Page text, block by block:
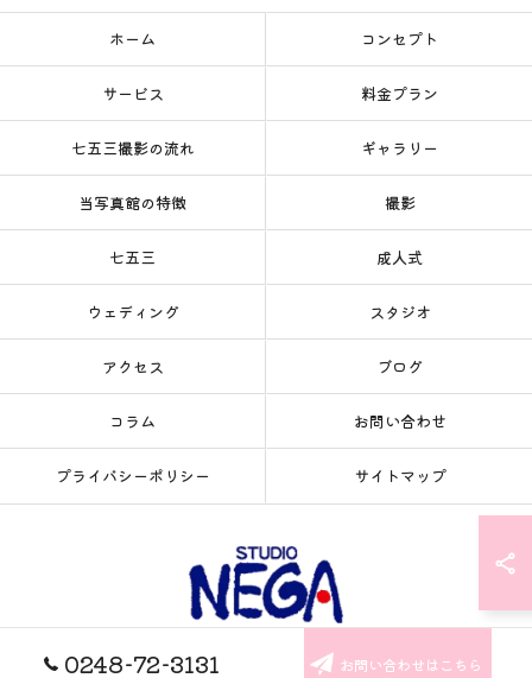
0248-72-3131 お問い合わせはこちら
ホーム コンセプト
サービス 料金プラン
七五三撮影の流れ ギャラリー
当写真館の特徴 撮影
七五三 成人式
ウェディング スタジオ
アクセス ブログ
コラム お問い合わせ
プライバシーポリシー サイトマップ
© 2026 福島県の写真館ならSTUDIO NEGA ALL RIGHTS RESERVED.